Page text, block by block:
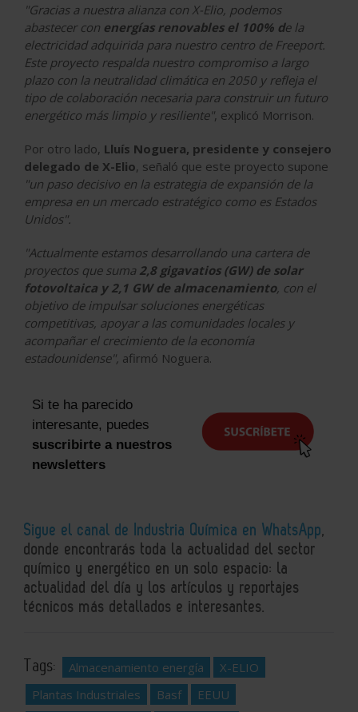
"Gracias a nuestra alianza con X-Elio, podemos
abastecer con energías renovables el 100% de la
electricidad adquirida para nuestro centro de Freeport.
Este proyecto respalda nuestro compromiso a largo
plazo con la neutralidad climática en 2050 y refleja el
tipo de colaboración necesaria para construir un futuro
energético más limpio y resiliente", explicó Morrison.
Por otro lado, Lluís Noguera, presidente y consejero
delegado de X-Elio, señaló que este proyecto supone
"un paso decisivo en la estrategia de expansión de la
empresa en un mercado estratégico como es Estados
Unidos".
"Actualmente estamos desarrollando una cartera de
proyectos que suma 2,8 gigavatios (GW) de solar
fotovoltaica y 2,1 GW de almacenamiento, con el
objetivo de impulsar soluciones energéticas
competitivas, apoyar a las comunidades locales y
acompañar el crecimiento de la economía
estadounidense", afirmó Noguera.
Si te ha parecido
interesante, puedes
suscribirte a nuestros
newsletters
Sigue el canal de Industria Química en WhatsApp,
donde encontrarás toda la actualidad del sector
químico y energético en un solo espacio: la
actualidad del día y los artículos y reportajes
técnicos más detallados e interesantes.
Tags: Almacenamiento energía
X-ELIO
Plantas Industriales
Basf
EEUU